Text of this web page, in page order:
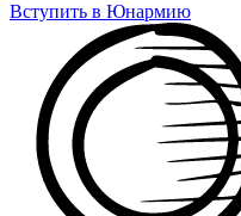
Вступить в Юнармию